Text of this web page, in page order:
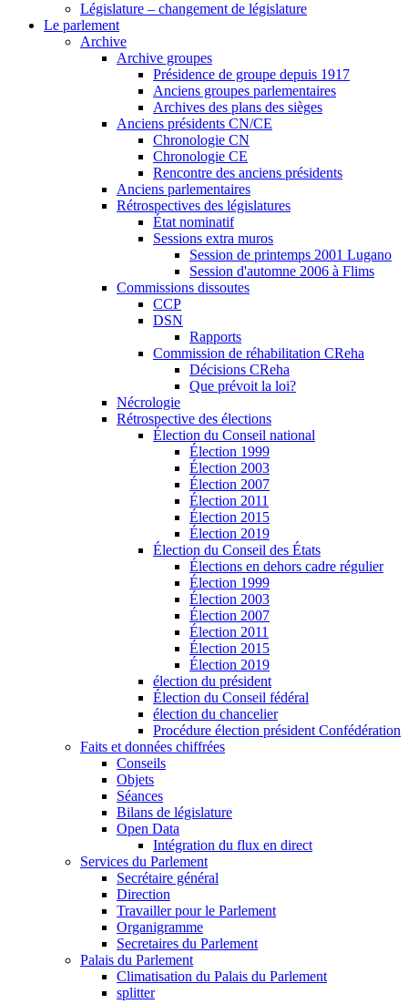
Législature – changement de législature
Le parlement
Archive
Archive groupes
Présidence de groupe depuis 1917
Anciens groupes parlementaires
Archives des plans des sièges
Anciens présidents CN/CE
Chronologie CN
Chronologie CE
Rencontre des anciens présidents
Anciens parlementaires
Rétrospectives des législatures
État nominatif
Sessions extra muros
Session de printemps 2001 Lugano
Session d'automne 2006 à Flims
Commissions dissoutes
CCP
DSN
Rapports
Commission de réhabilitation CReha
Décisions CReha
Que prévoit la loi?
Nécrologie
Rétrospective des élections
Élection du Conseil national
Élection 1999
Élection 2003
Élection 2007
Élection 2011
Élection 2015
Élection 2019
Élection du Conseil des États
Élections en dehors cadre régulier
Élection 1999
Élection 2003
Élection 2007
Élection 2011
Élection 2015
Élection 2019
élection du président
Élection du Conseil fédéral
élection du chancelier
Procédure élection président Confédération
Faits et données chiffrées
Conseils
Objets
Séances
Bilans de législature
Open Data
Intégration du flux en direct
Services du Parlement
Secrétaire général
Direction
Travailler pour le Parlement
Organigramme
Secretaires du Parlement
Palais du Parlement
Climatisation du Palais du Parlement
splitter